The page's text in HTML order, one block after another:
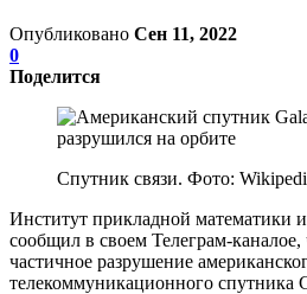
Опубликовано Сен 11, 2022
0
Поделится
Спутник связи. Фото:
Институт прикладной
сообщил в своем Телеграм-
частичное разрушение
телекоммуникационного спутника